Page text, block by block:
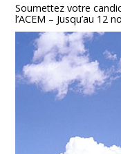
Soumettez votre
l’ACEM – Jusqu’au 12